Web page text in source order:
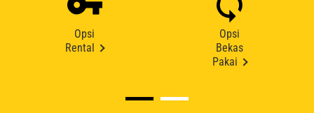
Opsi
Rental
Opsi
Bekas
Pakai